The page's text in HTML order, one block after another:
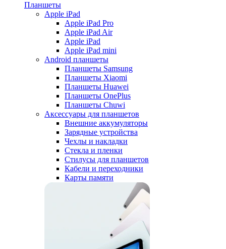
Планшеты
Apple iPad
Apple iPad Pro
Apple iPad Air
Apple iPad
Apple iPad mini
Android планшеты
Планшеты Samsung
Планшеты Xiaomi
Планшеты Huawei
Планшеты OnePlus
Планшеты Chuwi
Аксессуары для планшетов
Внешние аккумуляторы
Зарядные устройства
Чехлы и накладки
Стекла и пленки
Стилусы для планшетов
Кабели и переходники
Карты памяти